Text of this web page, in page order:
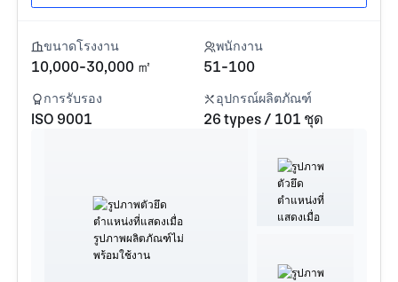
ขนาดโรงงาน
10,000-30,000 ㎡
พนักงาน
51-100
การรับรอง
ISO 9001
อุปกรณ์ผลิตภัณฑ์
26 types / 101 ชุด